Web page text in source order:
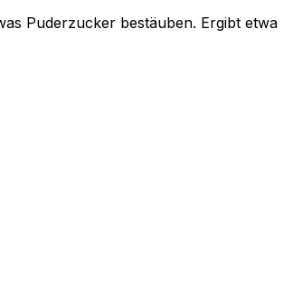
Puderzucker bestäuben. Ergibt etwa